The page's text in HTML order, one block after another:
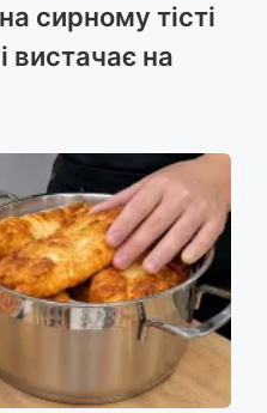
сирному тісті
вистачає на